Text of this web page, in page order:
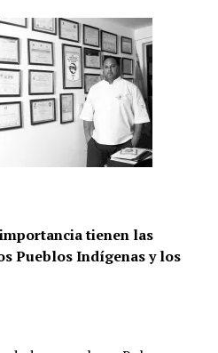
tienen las
Pueblos Indígenas y los